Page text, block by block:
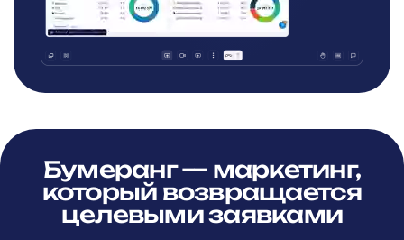
Бумеранг — маркетинг,
который возвращается
целевыми заявками